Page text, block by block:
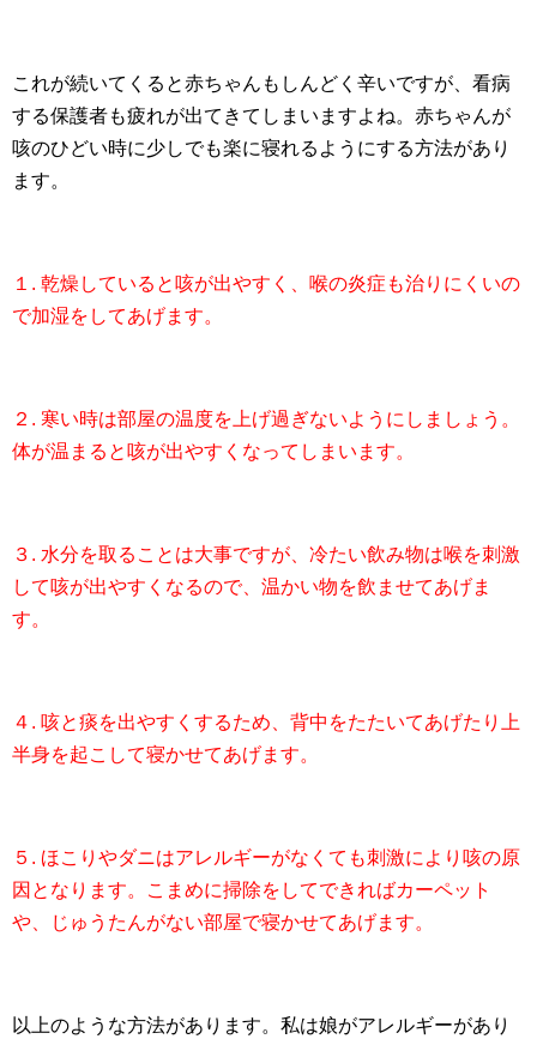
これが続いてくると赤ちゃんもしんどく辛いですが、看病
する保護者も疲れが出てきてしまいますよね。赤ちゃんが
咳のひどい時に少しでも楽に寝れるようにする方法があり
ます。
１. 乾燥していると咳が出やすく、喉の炎症も治りにくいの
で加湿をしてあげます。
２. 寒い時は部屋の温度を上げ過ぎないようにしましょう。
体が温まると咳が出やすくなってしまいます。
３. 水分を取ることは大事ですが、冷たい飲み物は喉を刺激
して咳が出やすくなるので、温かい物を飲ませてあげま
す。
４. 咳と痰を出やすくするため、背中をたたいてあげたり上
半身を起こして寝かせてあげます。
５. ほこりやダニはアレルギーがなくても刺激により咳の原
因となります。こまめに掃除をしてできればカーペット
や、じゅうたんがない部屋で寝かせてあげます。
以上のような方法があります。私は娘がアレルギーがあり